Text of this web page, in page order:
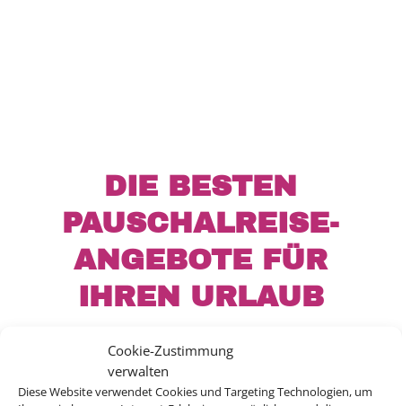
Cookie-Zustimmung
verwalten
Diese Website verwendet Cookies und Targeting Technologien, um
DIE BESTEN
PAUSCHALREISE-
ANGEBOTE FÜR
IHREN URLAUB
Andalusien, Kuba, Kanada, die USA oder doch